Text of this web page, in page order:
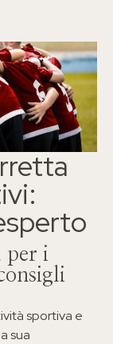
per i
sportiva e
sua